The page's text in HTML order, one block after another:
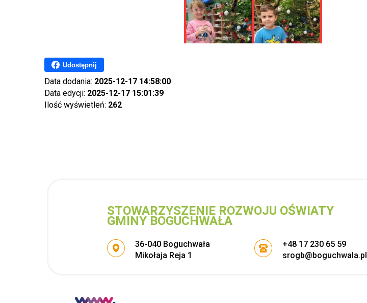
Udostępnij
Data dodania: 2025-12-17 14:58:00
Data edycji: 2025-12-17 15:01:39
Ilość wyświetleń: 262
STOWARZYSZENIE ROZWOJU OŚWIATY
GMINY BOGUCHWAŁA
Adres pocztowy:
36-040 Boguchwała
Mikołaja Reja 1
+48 17 230 65 59
srogb@boguchwala.pl